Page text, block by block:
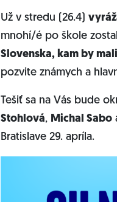
Už v stredu (26.4)
mnohí/é po škole
Slovenska, kam by
pozvite známych a
Tešiť sa na Vás bude
Stohlová, Michal Sabo
Bratislave 29. apríla.